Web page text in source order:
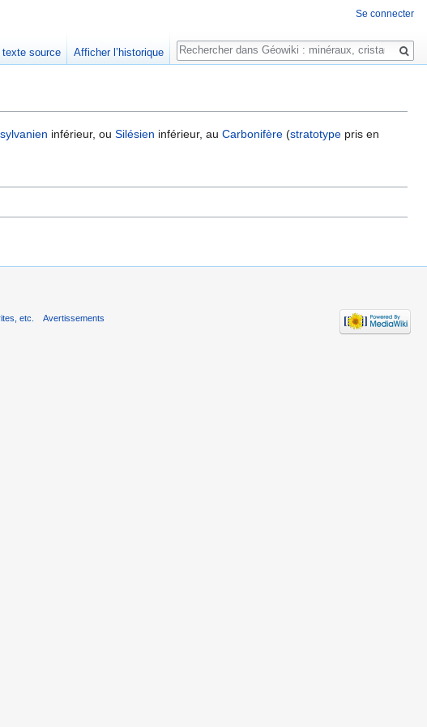
inférieur, ou Silésien inférieur, au Carbonifère (stratotype pris en
Se connecter
texte source Afficher l’historique
Rechercher
etc. Avertissements